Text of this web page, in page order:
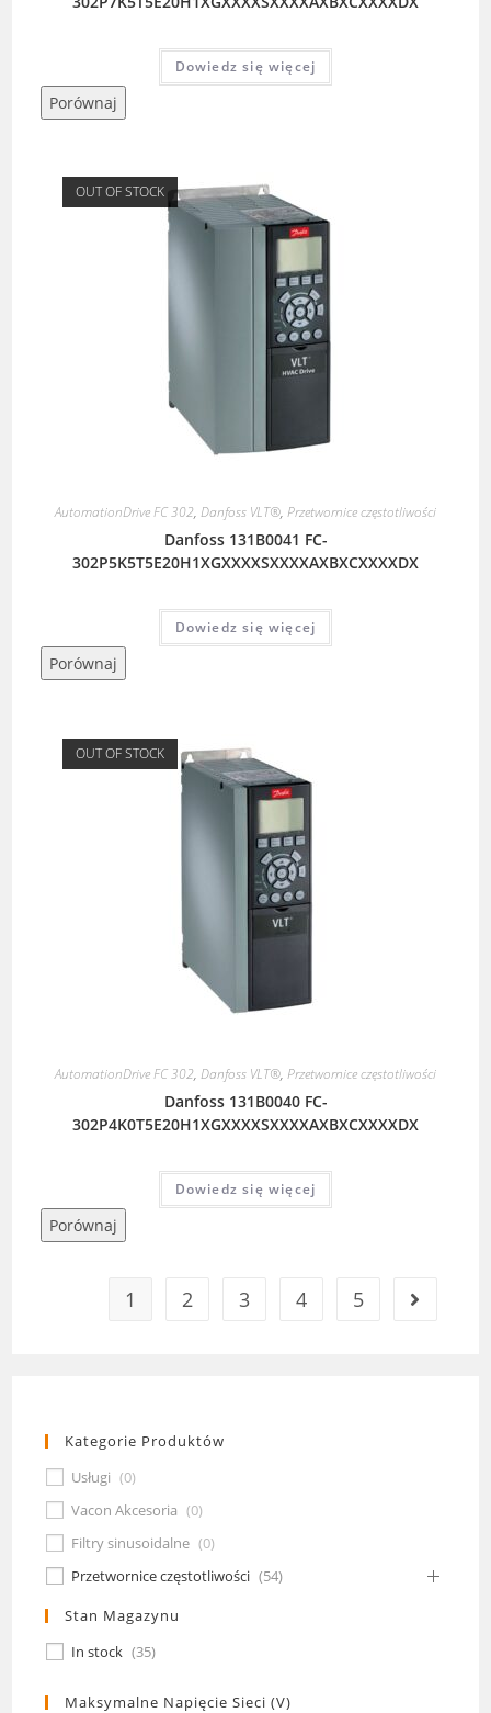
Dowiedz się więcej
Porównaj
OUT OF STOCK
AutomationDrive FC 302, Danfoss VLT®, Przetwornice częstotliwości
Danfoss 131B0041 FC-
302P5K5T5E20H1XGXXXXSXXXXAXBXCXXXXDX
Dowiedz się więcej
Porównaj
OUT OF STOCK
AutomationDrive FC 302, Danfoss VLT®, Przetwornice częstotliwości
Danfoss 131B0040 FC-
302P4K0T5E20H1XGXXXXSXXXXAXBXCXXXXDX
Dowiedz się więcej
Porównaj
1 2 3 4 5
Kategorie Produktów
Usługi (0)
Vacon Akcesoria (0)
Filtry sinusoidalne (0)
Przetwornice częstotliwości (54)
Stan Magazynu
In stock (35)
Maksymalne Napięcie Sieci (V)